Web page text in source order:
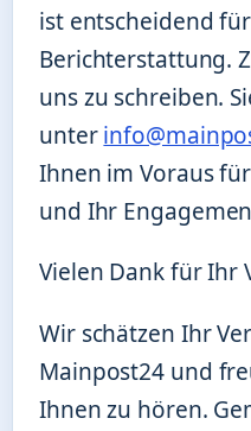
ist entscheidend
Berichterstattung.
uns zu schreiben.
unter
Ihnen im Voraus
und Ihr
Vielen Dank für Ihr
Wir schätzen Ihr
Mainpost24 und
Ihnen zu hören.